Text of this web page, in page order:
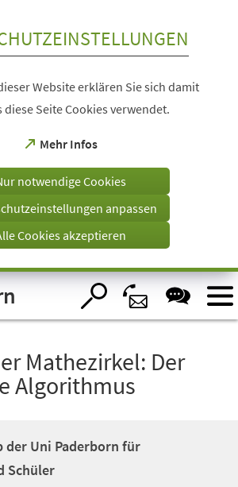
Website erklären Sie sich damit
Seite Cookies verwendet.
Mehr Infos
(Öffnet
einem
Tab)
notwendige Cookies
anpassen
Cookies akzeptieren
Mathezirkel: Der
Algorithmus
der Uni Paderborn für
Schüler